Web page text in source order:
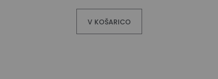
V KOŠARICO